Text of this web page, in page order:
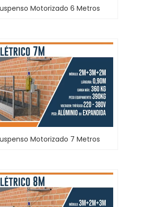
Motorizado 6 Metros
Motorizado 7 Metros